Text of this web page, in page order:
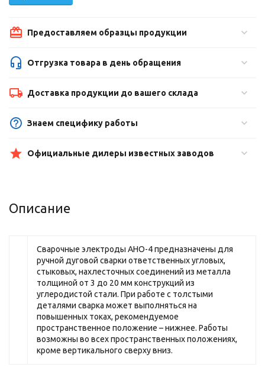
Предоставляем образцы продукции
Отгрузка товара в день обращения
Доставка продукции до вашего склада
Знаем специфику работы
Официальные дилеры известных заводов
Описание
Сварочные электроды АНО-4 предназначены для
ручной дуговой сварки ответственных угловых,
стыковых, нахлесточных соединений из металла
толщиной от 3 до 20 мм конструкций из
углеродистой стали. При работе с толстыми
деталями сварка может выполняться на
повышенных токах, рекомендуемое
пространственное положение – нижнее. Работы
возможны во всех пространственных положениях,
кроме вертикального сверху вниз.